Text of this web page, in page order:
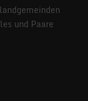
und Paare